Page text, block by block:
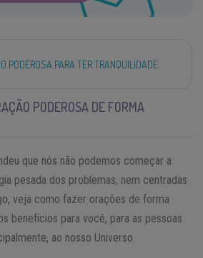
PODEROSA PARA TER TRANQUILIDADE
PODEROSA DE FORMA
que nós não podemos começar a
pesada dos problemas, nem centradas
veja como fazer orações de forma
benefícios para você, para as pessoas
ao nosso Universo.